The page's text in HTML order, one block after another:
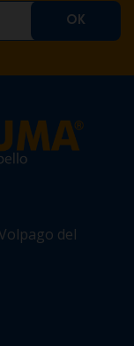
del